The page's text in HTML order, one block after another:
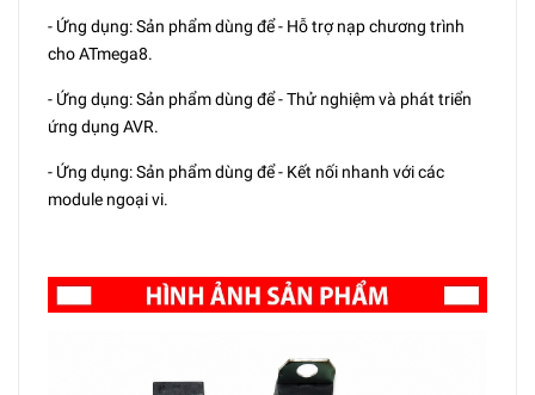
- Ứng dụng: Sản phẩm dùng để - Hỗ trợ nạp chương trình
cho ATmega8.
- Ứng dụng: Sản phẩm dùng để - Thử nghiệm và phát triển
ứng dụng AVR.
- Ứng dụng: Sản phẩm dùng để - Kết nối nhanh với các
module ngoại vi.